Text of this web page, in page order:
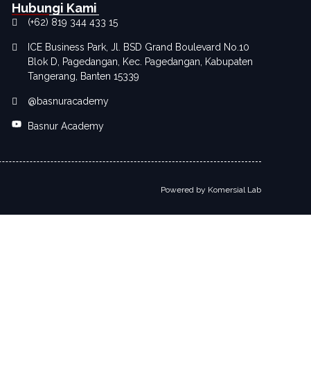
Hubungi Kami
(+62) 819 344 433 15
ICE Business Park, Jl. BSD Grand Boulevard No.10
Blok D, Pagedangan, Kec. Pagedangan, Kabupaten
Tangerang, Banten 15339
@basnuracademy
Basnur Academy
Powered by Komersial Lab